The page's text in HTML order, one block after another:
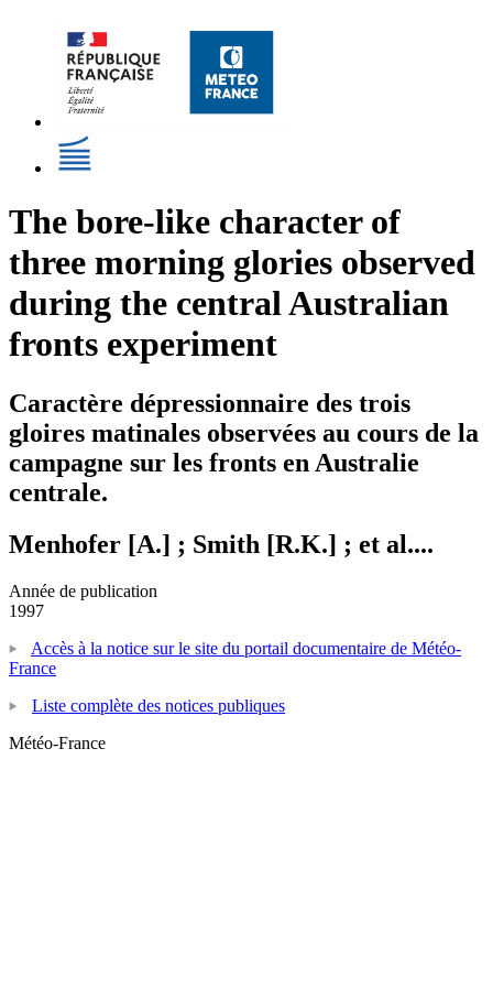
The bore-like character of
three morning glories observed
during the central Australian
fronts experiment
Caractère dépressionnaire des trois
gloires matinales observées au cours de la
campagne sur les fronts en Australie
centrale.
Menhofer [A.] ; Smith [R.K.] ; et al....
Année de publication
1997
Accès à la notice sur le site du portail documentaire de Météo-
France
Liste complète des notices publiques
Météo-France